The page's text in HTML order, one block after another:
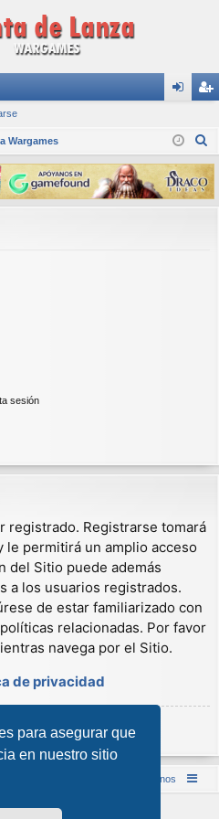
para asegurar que
en nuestro sitio
nti
fic
ar
ist
ra
rs
Wargames
s
c
sesión
registrado. Registrarse tomará
le permitirá un amplio acceso
del Sitio puede además
a los usuarios registrados.
de estar familiarizado con
relacionadas. Por favor
navega por el Sitio.
de privacidad
Wargames Contáctenos
Software © phpBB Limited